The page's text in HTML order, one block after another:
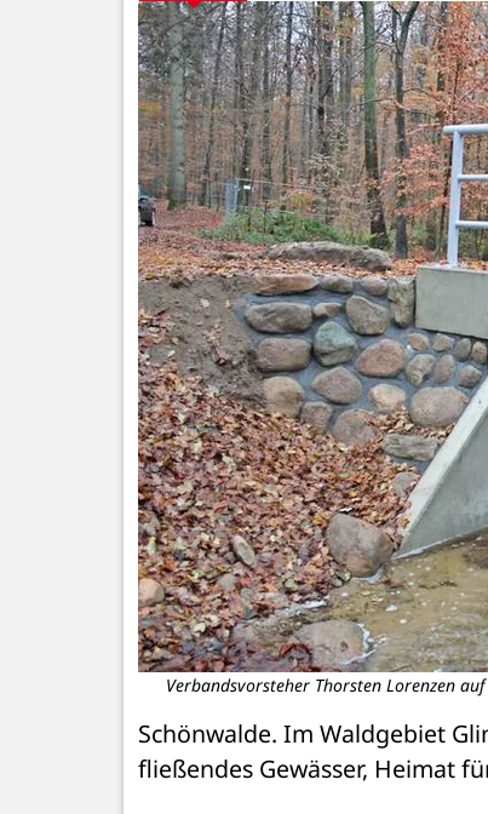
Verbandsvorsteher Thorsten Lorenzen
Schönwalde. Im Waldgebiet
fließendes Gewässer, Heimat